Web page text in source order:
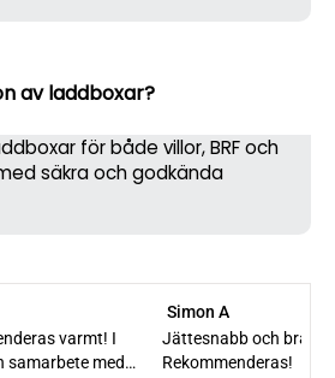
av laddboxar?
för både villor, BRF och
säkra och godkända